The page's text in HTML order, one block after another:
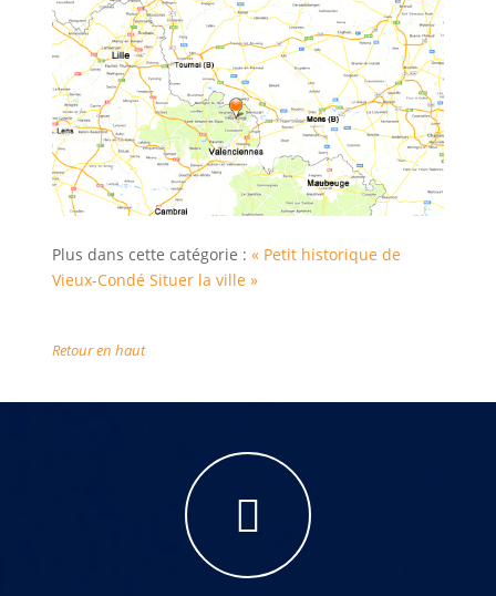
Plus dans cette catégorie : « Petit historique de
Vieux-Condé Situer la ville »
Retour en haut